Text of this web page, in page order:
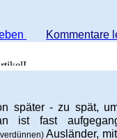
Kommentare
später - zu spät,
ist fast
Ausländer,